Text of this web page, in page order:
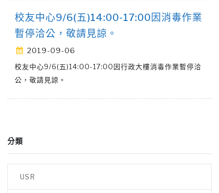
校友中心9/6(五)14:00-17:00因消毒作業
暫停洽公，敬請見諒。
2019-09-06
校友中心9/6(五)14:00-17:00因行政大樓消毒作業暫停洽
公，敬請見諒。
分類
USR